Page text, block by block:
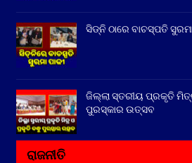
ସିଡ୍‌ନି ଠାରେ ବାଚସ୍ପତି ସୁରମା
ଜିଲ୍ଲା ସ୍ତରୀୟ ପ୍ରକୃତି
ପୁରସ୍କାର ଉତ୍ସବ
ରାଜନୀତି